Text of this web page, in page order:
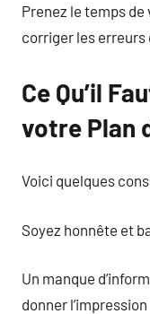
Prenez le temps
corriger les
Ce Qu’il
votre Plan
Voici quelques
Soyez honnête et
Un manque
donner